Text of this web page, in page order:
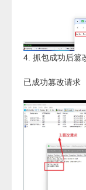
4. 抓包成功后篡
已成功篡改请求